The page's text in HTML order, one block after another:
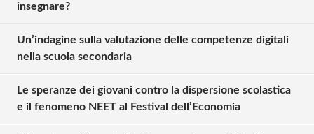
insegnare?
Un’indagine sulla valutazione delle competenze digitali
nella scuola secondaria
Le speranze dei giovani contro la dispersione scolastica
e il fenomeno NEET al Festival dell’Economia